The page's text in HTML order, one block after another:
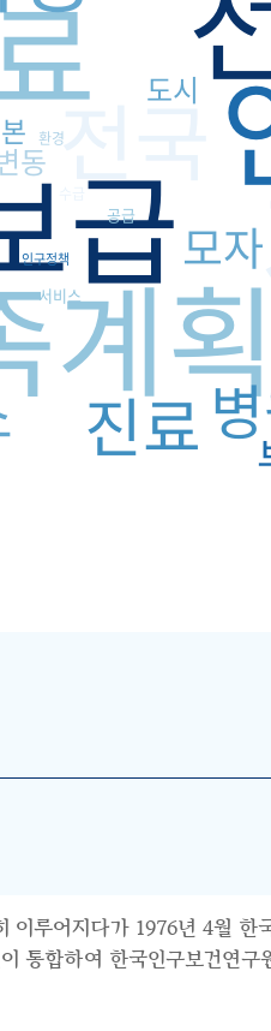
계
급
전국
진료
모자
동
도시
서비스
공급
환경
인구정책
루어지다가 1976년 4월
통합하여 한국인구보건연